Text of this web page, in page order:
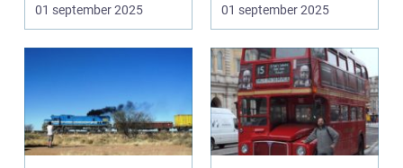
01 september 2025 01 september 2025